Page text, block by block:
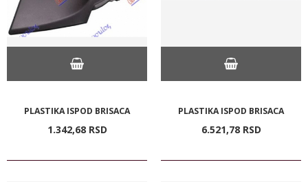
PLASTIKA ISPOD BRISACA
1.342,68 RSD
PLASTIKA ISPOD BRISACA
6.521,78 RSD